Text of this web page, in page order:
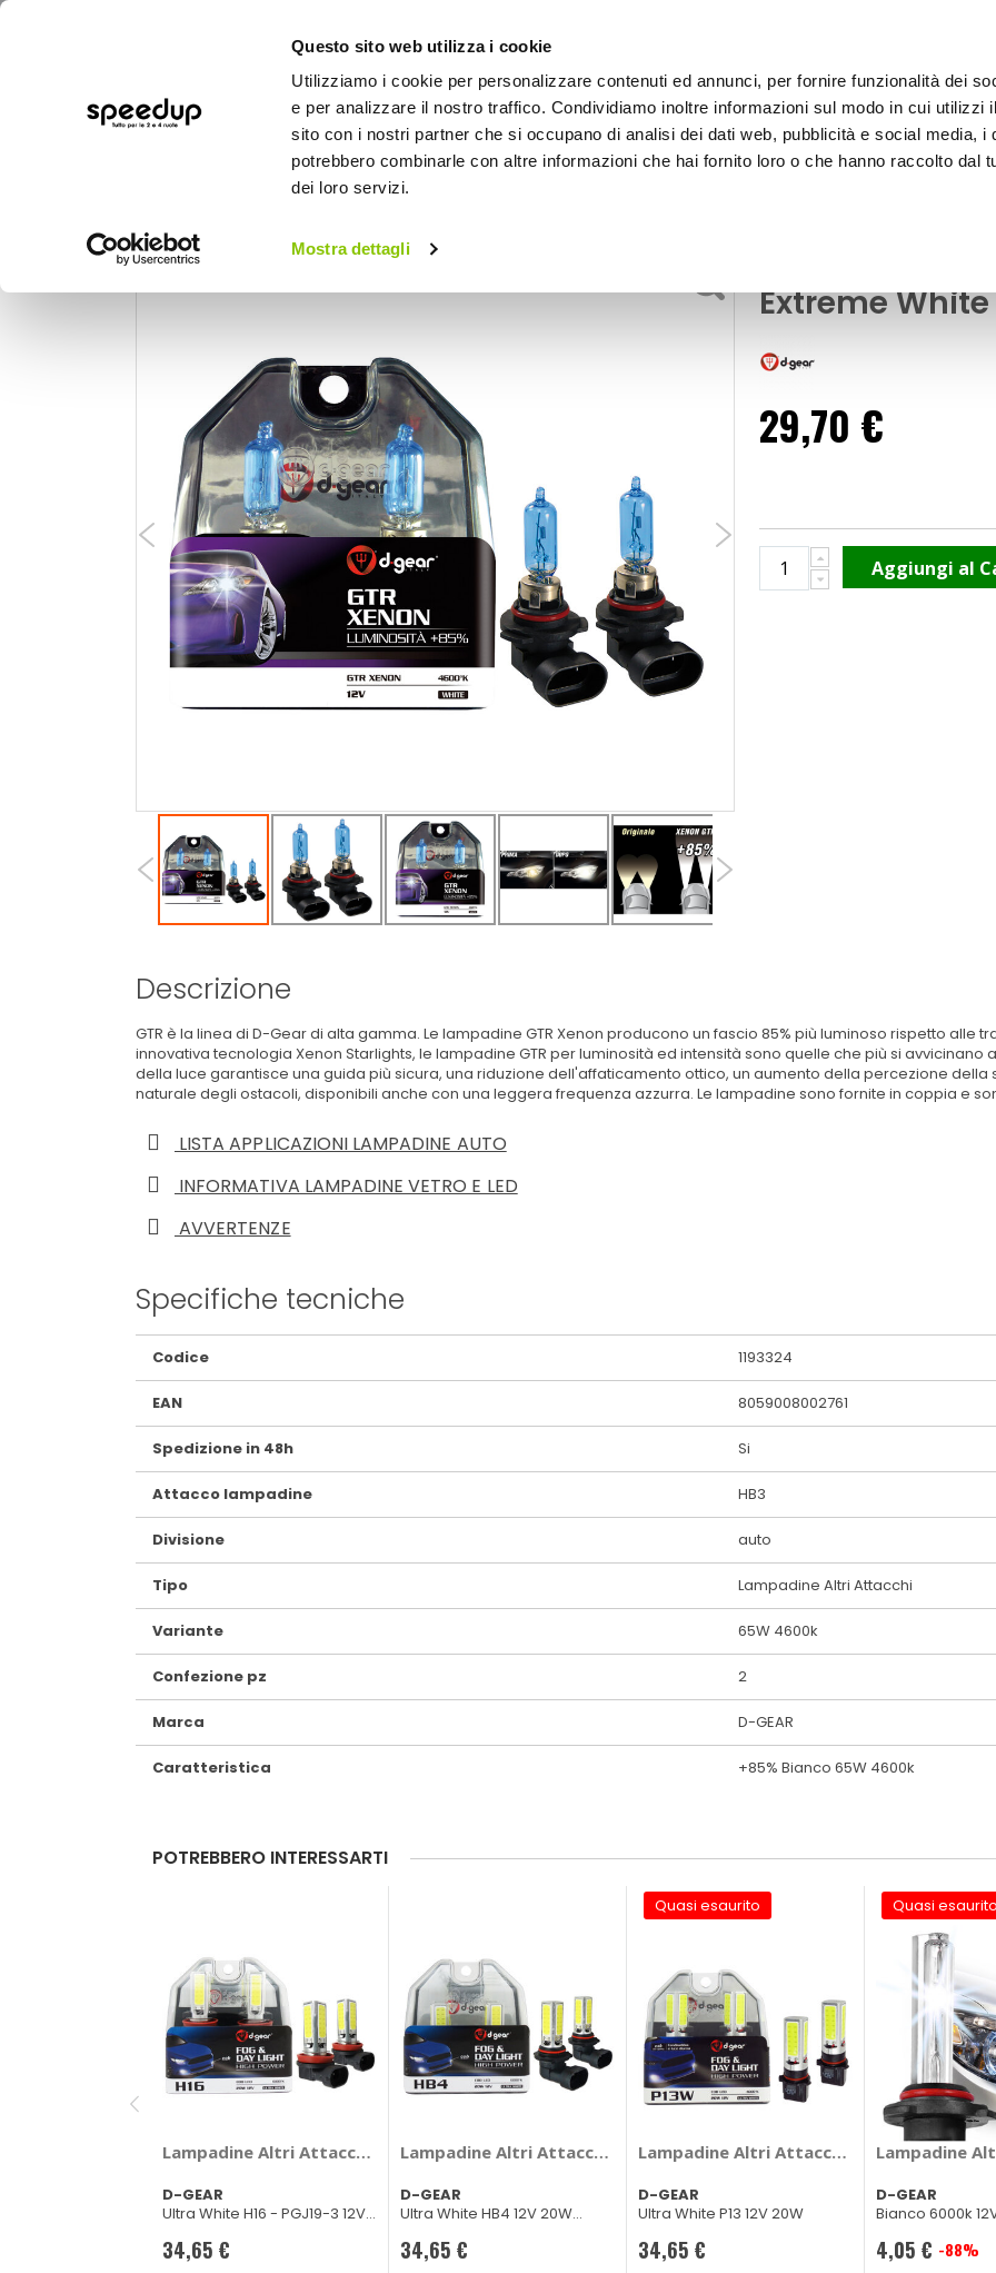
Questo sito web utilizza i cookie
Utilizziamo i cookie per personalizzare contenuti ed annunci, per fornire funzionalità dei
e per analizzare il nostro traffico. Condividiamo inoltre informazioni sul modo in cui utilizzi
sito con i nostri partner che si occupano di analisi dei dati web, pubblicità e social media, i
potrebbero combinarle con altre informazioni che hai fornito loro o che hanno raccolto dal
dei loro servizi.
Mostra dettagli
BICI OUTDOOR
Home
Extreme
29,70 €
Aggiungi al
Descrizione
GTR è la linea di D-Gear di alta gamma. Le lampadine GTR Xenon producono un fascio 85% più luminoso rispetto alle
innovativa tecnologia Xenon Starlights, le lampadine GTR per luminosità ed intensità sono quelle che più si avvicinano
della luce garantisce una guida più sicura, una riduzione dell'affaticamento ottico, un aumento della percezione
naturale degli ostacoli, disponibili anche con una leggera frequenza azzurra. Le lampadine sono fornite in coppia e
LISTA APPLICAZIONI LAMPADINE AUTO
INFORMATIVA LAMPADINE VETRO E LED
AVVERTENZE
Specifiche tecniche
Maggiori
Informazioni
Codice 1193324
EAN 8059008002761
Spedizione in 48h Si
Attacco lampadine HB3
Divisione auto
Tipo Lampadine Altri Attacchi
Variante 65W 4600k
Confezione pz 2
Marca D-GEAR
Caratteristica +85% Bianco 65W 4600k
POTREBBERO INTERESSARTI
Lampadine Altri Attacchi Cob Led Fog and Day Light - D-GEAR
D-GEAR
Ultra White H16 - PGJ19-3 12V
34,65 €
Lampadine Altri Attacchi Cob Led Fog and Day Light - D-GEAR
D-GEAR
Ultra White HB4 12V 20W
34,65 €
Quasi esaurito
Lampadine Altri Attacchi P13 Cob Led Fog
D-GEAR
Ultra White P13 12V 20W
34,65 €
Quasi esaurito
Lampadine
D-GEAR
Bianco 6000k
Prezzo
4,05 € -88%